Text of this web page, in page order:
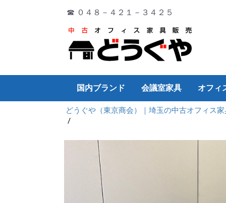
☎ ０４８－４２１－３４２５
国内ブランド
オカムラ デスク
チェア
ワゴン・脇机
会議テーブル
書庫
ロッカー
その他
イトーキ デスク
チェア
ワゴン・脇机
会議テーブル
書庫
ロッカー
その他
コクヨ デスク
チェア
ワゴン・脇机
会議テーブル
書庫
ロッカー
その他
PLUS チェア
デスク
ワゴン・脇机
会議テーブル
書庫
ロッカー
その他
ウチダ デスク
チェア
ワゴン・脇机
会議テーブル
書庫
ロッカー
その他
TOYO デスク
チェア
ワゴン・脇机
会議テーブル
書庫
ロッカー
その他
その他
会議室家具
ミーティングチェア
ミーティングテーブル
演台
折り畳み
会議サポートツール
オフィ
デスク
片袖デ
両袖デ
平デス
システ
折り畳
Ｌ型デ
ワゴン
パーテ
ホワイ
OA機器
オフィ
その他
厨房機
どうぐや（東京商会）｜埼玉の中古オフィス